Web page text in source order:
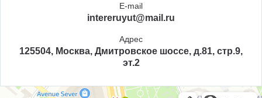
E-mail
intereruyut@mail.ru
Адрес
125504, Москва, Дмитровское шоссе, д.81, стр.9,
эт.2